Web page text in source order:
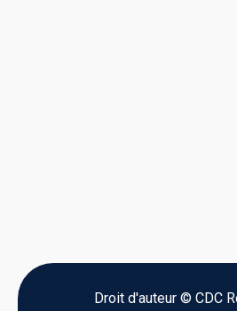
Droit d'auteur © CDC